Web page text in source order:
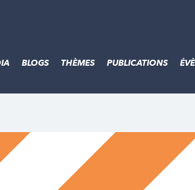
BLOGS THÈMES PUBLICATIONS